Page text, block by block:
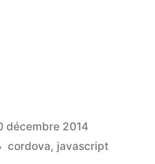
décembre 2014
Étiquettes :
cordova, javascript